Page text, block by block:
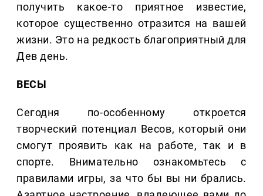
получить какое-то приятное известие,
которое существенно отразится на вашей
жизни. Это на редкость благоприятный для
Дев день.
ВЕСЫ
Сегодня по-особенному откроется
творческий потенциал Весов, который они
смогут проявить как на работе, так и в
спорте. Внимательно ознакомьтесь с
правилами игры, за что бы вы ни брались.